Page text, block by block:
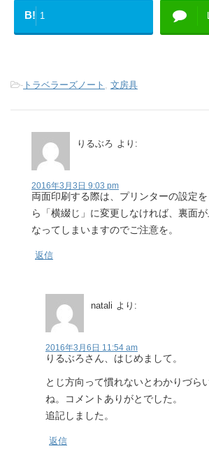
B! 1
- トラベラーズノート 文房具
りるぶろ より:
2016年3月3日 9:03 pm
両面印刷する際は、プリンターの設定
ら「横綴じ」に変更しなければ、裏面
なってしまいますのでご注意を。
返信
natali より:
2016年3月6日 11:54 am
りるぶろさん、はじめまして。
とじ方向って慣れないとわかりづら
ね。コメントありがとでした。
追記しました。
返信